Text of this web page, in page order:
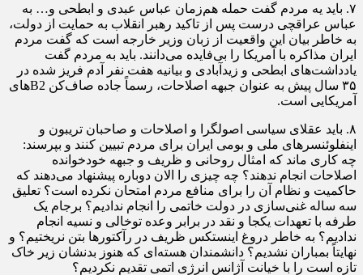
۷. باید یه مردم گفت حمله هم‌زمان عباس عبدی و ابطحی و… به
عباس عراقچی درست پس از تاکید رهبر انقلاب به حمایت از دولت،
به خاطر بیان این واقعیت از زبان وزیر خارجه است که گفت مردم
ایران مذاکره با آمریکا را بی‌فایده می‌دانند. باید به مردم گفت
یادداشت‌های ابطحی و زیدآبادی و بیانیه هفت نفر آدم فریز شده در
۳۵ سال پیش به عنوان جبهه اصلاحات، رسماً جاده صاف‌کن B2های
آمریکایی است.
۸. باید عقلای سیاسی اصولگرا و اصلاحات و صاحبان تریبون و
اینفلوئنسرهای ملی و بومی ایران برای مردم تبیین کنند و بپرسند:
چه کاری ماند که امثال روحانی و ظریف و جبهه خودخوانده
اصلاحات انجام ندهند؟ چه چیزی را الان دوباره پیشنهاد می‌دهند که
حاکمیت و نظام آن را برای منافع مردم امتحان نکرده است؟ تعلیق
سه ساله غنی‌سازی در دولت خاتمی را انجام ندادیم؟ برجام یک
طرفه با تعهدات یکجا و نقد در برابر وعده توخالی و نسیه انجام
ندادیم؟ به خاطر دروغ اینستکس ظریف در رآکتورها بتن نریختیم؟ و
نهایتاً بمباران نشدیم؟ دانشمندان هسته‌ای که هنوز بدنشان زیر خاک
تازه است را با خیانت آژانس انرژی اتمی تقدیم نکردیم؟